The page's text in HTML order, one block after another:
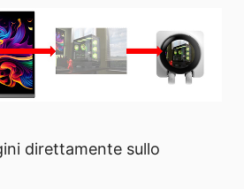
direttamente sullo